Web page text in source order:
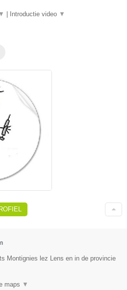
▼ Introductie video ▼
Montignies lez Lens en in de provincie
maps ▼